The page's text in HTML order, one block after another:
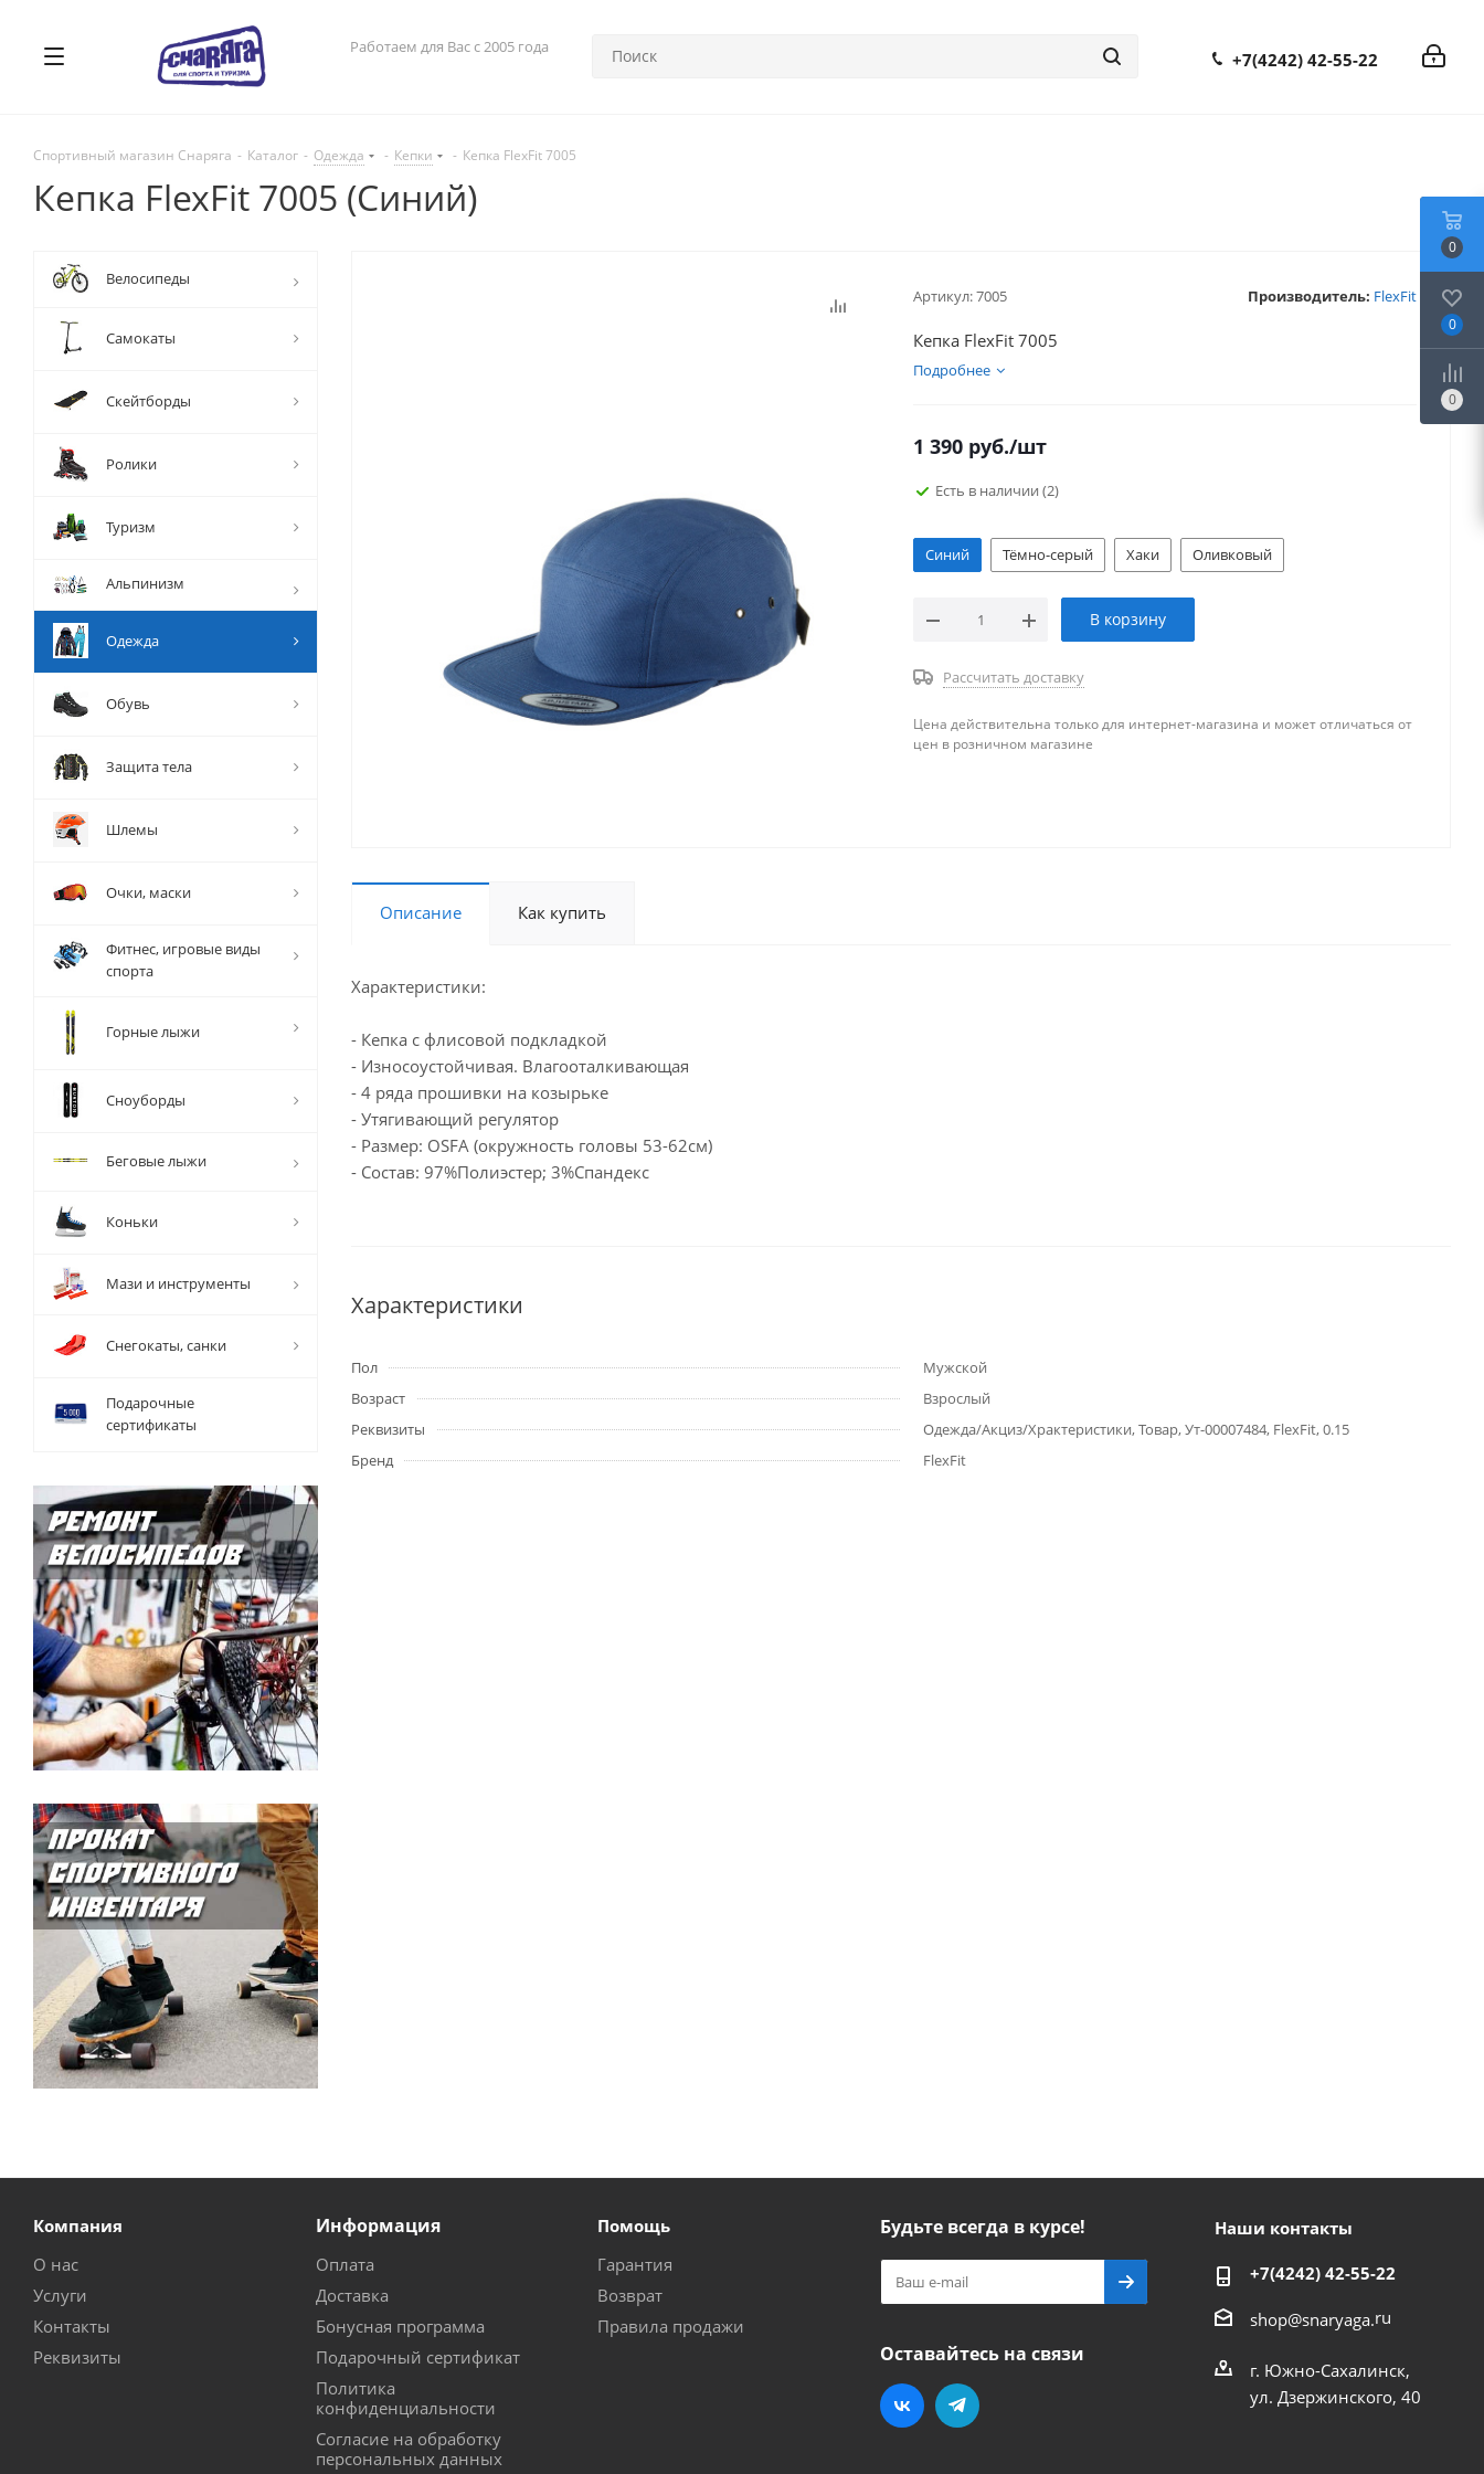
Работаем для Вас с 2005 года
+7(4242) 42-55-22
Спортивный магазин Снаряга - Каталог - Одежда - Кепки - Кепка FlexFit 7005
Кепка FlexFit 7005 (Синий)
Артикул:7005 Производитель: FlexFit
Кепка FlexFit 7005
Подробнее
1 390 руб./шт
Есть в наличии (2)
Синий Тёмно-серый Хаки Оливковый
В корзину
Рассчитать доставку
Цена действительна только для интернет-магазина и может отличаться от
цен в розничном магазине
Описание Как купить
Характеристики:
- Кепка с флисовой подкладкой
- Износоустойчивая. Влагооталкивающая
- 4 ряда прошивки на козырьке
- Утягивающий регулятор
- Размер: OSFA (окружность головы 53-62см)
- Состав: 97%Полиэстер; 3%Спандекс
Характеристики
Пол
Мужской
Возраст
Взрослый
Реквизиты
Одежда/Акциз/Храктеристики, Товар, Ут-00007484, FlexFit, 0.15
Бренд
FlexFit
Велосипеды
Самокаты
Скейтборды
Ролики
Туризм
Альпинизм
Одежда
Обувь
Защита тела
Шлемы
Очки, маски
Фитнес, игровые виды
спорта
Горные лыжи
Сноуборды
Беговые лыжи
Коньки
Мази и инструменты
Снегокаты, санки
Подарочные
сертификаты
Компания
О нас
Услуги
Контакты
Реквизиты
Информация
Оплата
Доставка
Бонусная программа
Подарочный сертификат
Политика
конфиденциальности
Согласие на обработку
персональных данных
Помощь
Гарантия
Возврат
Правила продажи
Будьте всегда в курсе!
Оставайтесь на связи
Наши контакты
+7(4242) 42-55-22
shop@snaryaga.ru
г. Южно-Сахалинск,
ул. Дзержинского, 40
0
0
0